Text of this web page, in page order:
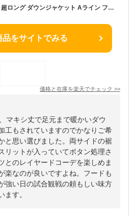
ダウンコート 90％ダウン 超ロング ダウンジャケット Aライン フード有り 撥水 着痩せ 軽量 大きいサイズ 黒 ブラック 無地 グレー 厚手 アウター 冬服 防寒着 おしゃれ あったか レディース 女性用 S/M/L/2L/3L/4L db161zezen1
品をサイトでみる
価格と在庫を楽天でチェック >>
マキシ丈で足元まで暖かいダウ
工もされていますのでかなりご希
と思い選びました。両サイドの裾
リットが入っていてボタン処理さ
とのレイヤードコーデを楽しめま
楽なのが良いですよね。フードも
強い日の試合観戦の頼もしい味方
ます。